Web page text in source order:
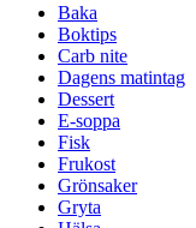
Baka
Boktips
Carb nite
Dagens matintag
Dessert
E-soppa
Fisk
Frukost
Grönsaker
Gryta